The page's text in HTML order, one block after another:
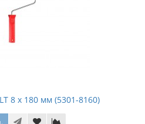
8 x 180 мм (5301-8160)